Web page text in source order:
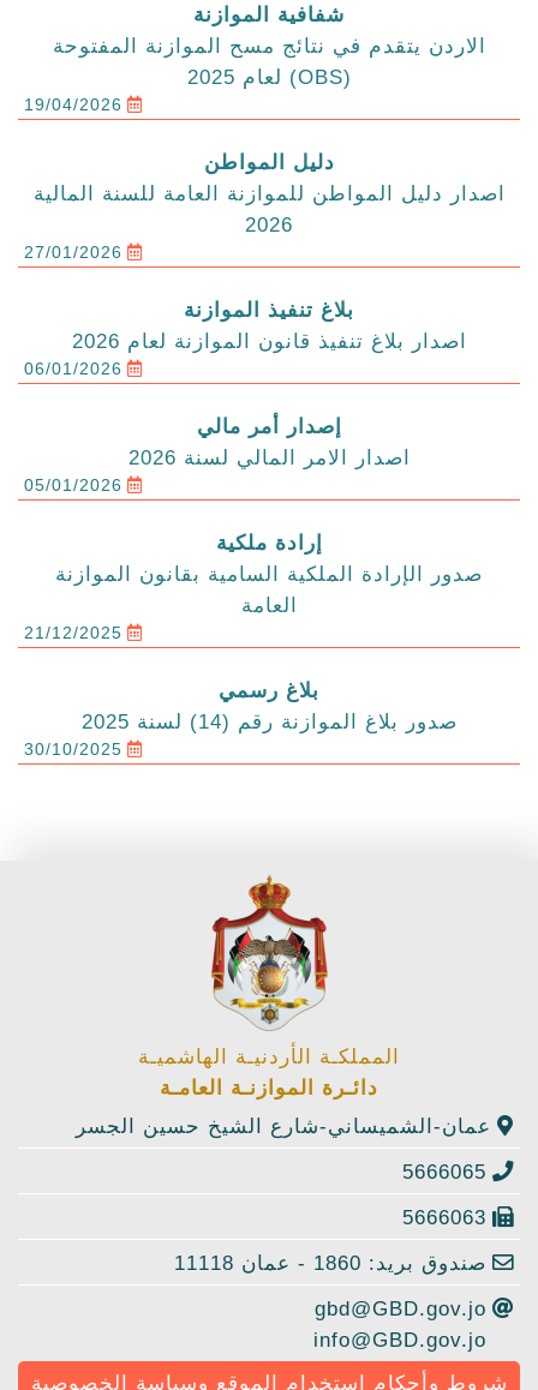
شفافية الموازنة
الاردن يتقدم في نتائج مسح الموازنة المفتوحة
(OBS) لعام 2025
19/04/2026
دليل المواطن
اصدار دليل المواطن للموازنة العامة للسنة المالية
2026
27/01/2026
بلاغ تنفيذ الموازنة
اصدار بلاغ تنفيذ قانون الموازنة لعام 2026
06/01/2026
إصدار أمر مالي
اصدار الامر المالي لسنة 2026
05/01/2026
إرادة ملكية
صدور الإرادة الملكية السامية بقانون الموازنة
العامة
21/12/2025
بلاغ رسمي
صدور بلاغ الموازنة رقم (14) لسنة 2025
30/10/2025
المملكـة الأردنيـة الهاشميـة
دائـرة الموازنـة العامـة
عمان-الشميساني-شارع الشيخ حسين الجسر
5666065
5666063
صندوق بريد: 1860 - عمان 11118
gbd@GBD.gov.jo
info@GBD.gov.jo
شروط وأحكام استخدام الموقع وسياسة الخصوصية